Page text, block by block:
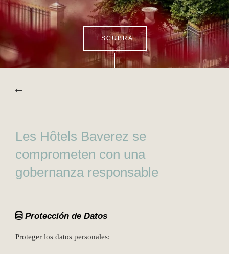
ESCUBRA
Les Hôtels Baverez se
comprometen con una
gobernanza responsable
Protección de Datos
Proteger los datos personales: